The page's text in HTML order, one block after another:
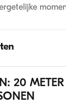
20 METER